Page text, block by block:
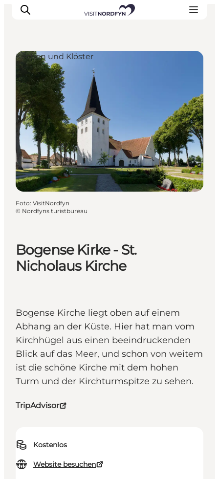
Erleben
Eventkalender
Essen und Trinken
Unterkünfte
Erlebnisbuchung
Für Kinder
Bogense Kirke - St.
Nicholaus Kirche
Bogense Kirche liegt oben auf einem
Abhang an der Küste. Hier hat man vom
Kirchhügel aus einen beeindruckenden
Blick auf das Meer, und schon von weitem
ist die schöne Kirche mit dem hohen
Turm und der Kirchturmspitze zu sehen.
TripAdvisor
Kostenlos
Website besuchen
Kirchen und Klöster
Foto: VisitNordfyn
© Nordfyns turistbureau